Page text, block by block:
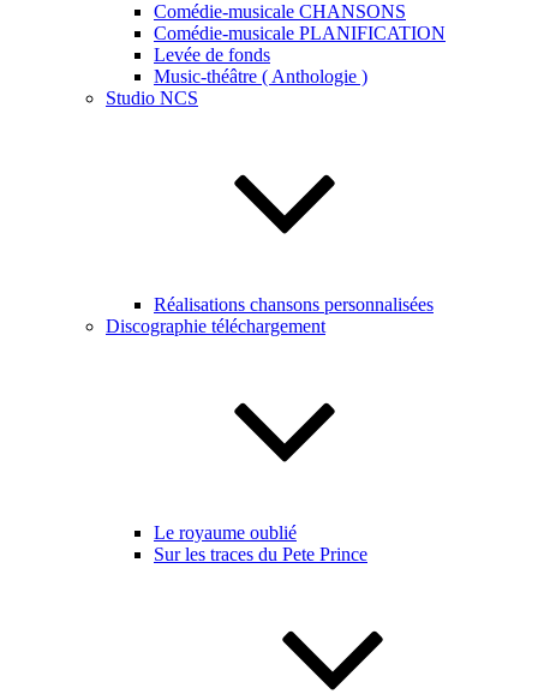
Comédie-musicale CHANSONS
Comédie-musicale PLANIFICATION
Levée de fonds
Music-théâtre ( Anthologie )
Studio NCS
Réalisations chansons personnalisées
Discographie téléchargement
Le royaume oublié
Sur les traces du Pete Prince